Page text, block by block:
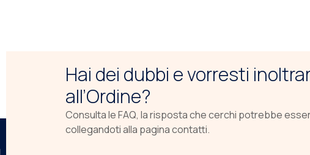
Hai dei dubbi e vorresti
all’Ordine?
Consulta le FAQ, la risposta che cerchi potrebbe
collegandoti alla pagina contatti.